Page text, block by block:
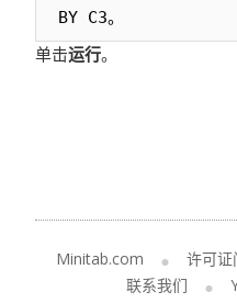
BY C3。
单击运行。
Minitab.com 许可证
联系我们